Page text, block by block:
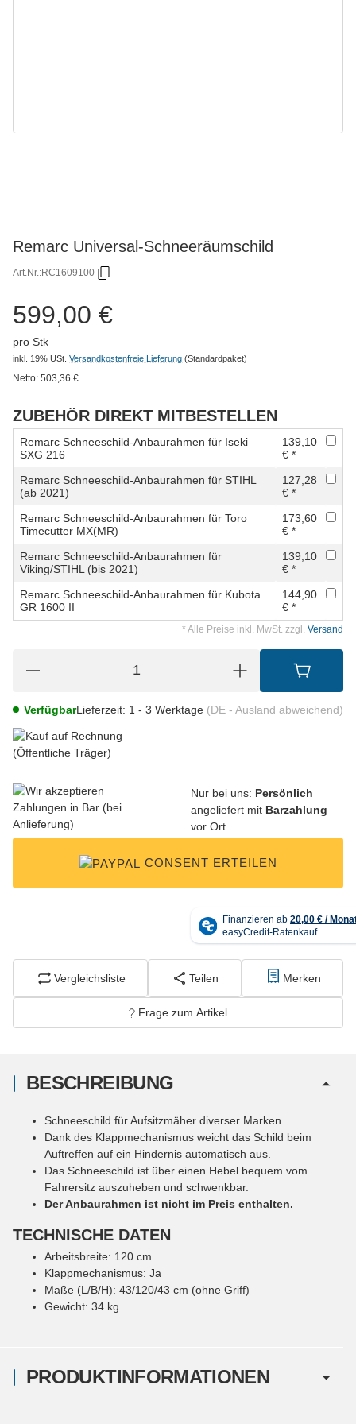
Remarc Universal-Schneeräumschild
Art.Nr.:RC1609100
599,00 €
pro Stk
inkl. 19% USt. Versandkostenfreie Lieferung (Standardpaket)
Netto: 503,36 €
ZUBEHÖR DIREKT MITBESTELLEN
Remarc Schneeschild-Anbaurahmen für Iseki
SXG 216
139,10
€ *
Remarc Schneeschild-Anbaurahmen für STIHL
(ab 2021)
127,28
€ *
Remarc Schneeschild-Anbaurahmen für Toro
Timecutter MX(MR)
173,60
€ *
Remarc Schneeschild-Anbaurahmen für
Viking/STIHL (bis 2021)
139,10
€ *
Remarc Schneeschild-Anbaurahmen für Kubota
GR 1600 II
144,90
€ *
* Alle Preise inkl. MwSt. zzgl. Versand
VerfügbarLieferzeit: 1 - 3 Werktage (DE - Ausland abweichend)
Nur bei uns: Persönlich
angeliefert mit Barzahlung
vor Ort.
CONSENT ERTEILEN
Vergleichsliste Teilen Merken
Frage zum Artikel
PRODUKTINFORMATIONEN
BESCHREIBUNG
Schneeschild für Aufsitzmäher diverser Marken
Dank des Klappmechanismus weicht das Schild beim
Auftreffen auf ein Hindernis automatisch aus.
Das Schneeschild ist über einen Hebel bequem vom
Fahrersitz auszuheben und schwenkbar.
Der Anbaurahmen ist nicht im Preis enthalten.
TECHNISCHE DATEN
Arbeitsbreite: 120 cm
Klappmechanismus: Ja
Maße (L/B/H): 43/120/43 cm (ohne Griff)
Gewicht: 34 kg